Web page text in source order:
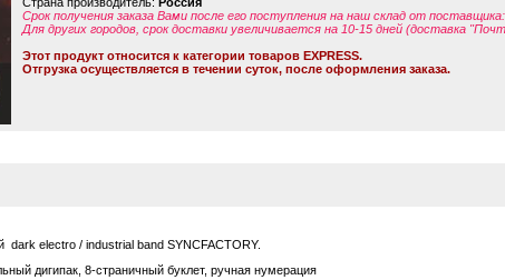
Срок получения заказа Вами после его поступления на наш склад от поставщика:
Для других городов, срок доставки увеличивается на 10-15 дней (доставка
Этот продукт относится к категории товаров EXPRESS.
Отгрузка осуществляется в течении суток, после оформления заказа.
electro / industrial band SYNCFACTORY.
дигипак, 8-страничный буклет, ручная нумерация